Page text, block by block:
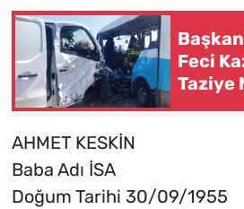
Feci
Taziye
AHMET KESKİN
Baba Adı İSA
Doğum Tarihi 30/09/1955